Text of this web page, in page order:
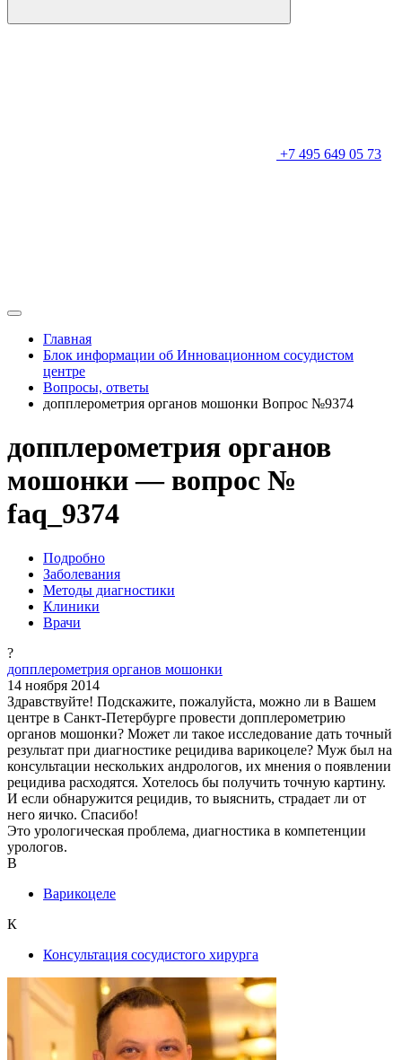
+7 495 649 05 73
Главная
Блок информации об Инновационном сосудистом
центре
Вопросы, ответы
допплерометрия органов мошонки Вопрос №9374
допплерометрия органов
мошонки — вопрос №
faq_9374
Подробно
Заболевания
Методы диагностики
Клиники
Врачи
?
допплерометрия органов мошонки
14 ноября 2014
Здравствуйте! Подскажите, пожалуйста, можно ли в Вашем
центре в Санкт-Петербурге провести допплерометрию
органов мошонки? Может ли такое исследование дать точный
результат при диагностике рецидива варикоцеле? Муж был на
консультации нескольких андрологов, их мнения о появлении
рецидива расходятся. Хотелось бы получить точную картину.
И если обнаружится рецидив, то выяснить, страдает ли от
него яичко. Спасибо!
Это урологическая проблема, диагностика в компетенции
урологов.
В
Варикоцеле
К
Консультация сосудистого хирурга